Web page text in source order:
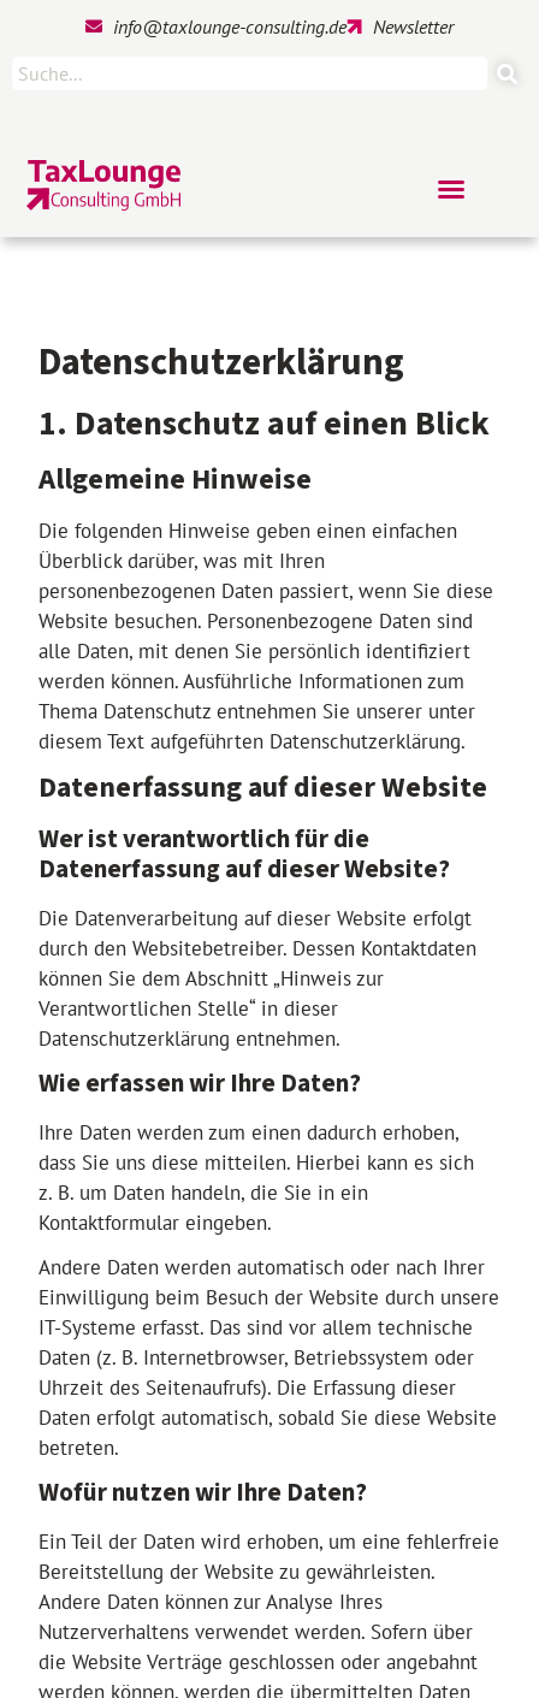
info@taxlounge-consulting.de Newsletter
Datenschutz­erklärung
1. Datenschutz auf einen Blick
Allgemeine Hinweise
Die folgenden Hinweise geben einen einfachen
Überblick darüber, was mit Ihren
personenbezogenen Daten passiert, wenn Sie diese
Website besuchen. Personenbezogene Daten sind
alle Daten, mit denen Sie persönlich identifiziert
werden können. Ausführliche Informationen zum
Thema Datenschutz entnehmen Sie unserer unter
diesem Text aufgeführten Datenschutzerklärung.
Datenerfassung auf dieser Website
Wer ist verantwortlich für die
Datenerfassung auf dieser Website?
Die Datenverarbeitung auf dieser Website erfolgt
durch den Websitebetreiber. Dessen Kontaktdaten
können Sie dem Abschnitt „Hinweis zur
Verantwortlichen Stelle“ in dieser
Datenschutzerklärung entnehmen.
Wie erfassen wir Ihre Daten?
Ihre Daten werden zum einen dadurch erhoben,
dass Sie uns diese mitteilen. Hierbei kann es sich
z. B. um Daten handeln, die Sie in ein
Kontaktformular eingeben.
Andere Daten werden automatisch oder nach Ihrer
Einwilligung beim Besuch der Website durch unsere
IT-Systeme erfasst. Das sind vor allem technische
Daten (z. B. Internetbrowser, Betriebssystem oder
Uhrzeit des Seitenaufrufs). Die Erfassung dieser
Daten erfolgt automatisch, sobald Sie diese Website
betreten.
Wofür nutzen wir Ihre Daten?
Ein Teil der Daten wird erhoben, um eine fehlerfreie
Bereitstellung der Website zu gewährleisten.
Andere Daten können zur Analyse Ihres
Nutzerverhaltens verwendet werden. Sofern über
die Website Verträge geschlossen oder angebahnt
werden können, werden die übermittelten Daten